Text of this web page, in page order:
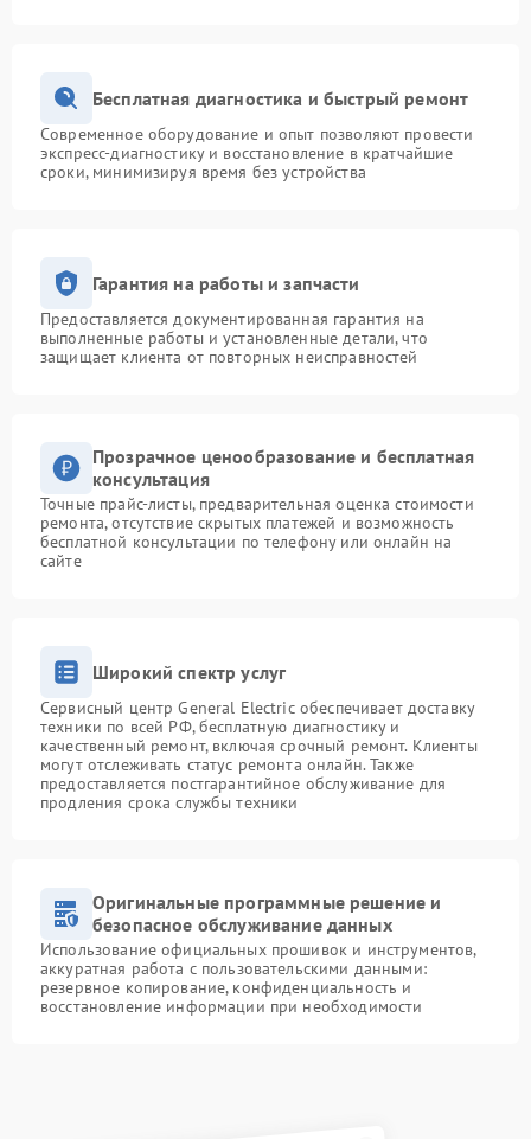
Бесплатная диагностика и быстрый ремонт
Современное оборудование и опыт позволяют провести
экспресс-диагностику и восстановление в кратчайшие
сроки, минимизируя время без устройства
Гарантия на работы и запчасти
Предоставляется документированная гарантия на
выполненные работы и установленные детали, что
защищает клиента от повторных неисправностей
Прозрачное ценообразование и бесплатная
консультация
Точные прайс-листы, предварительная оценка стоимости
ремонта, отсутствие скрытых платежей и возможность
бесплатной консультации по телефону или онлайн на
сайте
Широкий спектр услуг
Сервисный центр General Electric обеспечивает доставку
техники по всей РФ, бесплатную диагностику и
качественный ремонт, включая срочный ремонт. Клиенты
могут отслеживать статус ремонта онлайн. Также
предоставляется постгарантийное обслуживание для
продления срока службы техники
Оригинальные программные решение и
безопасное обслуживание данных
Использование официальных прошивок и инструментов,
аккуратная работа с пользовательскими данными:
резервное копирование, конфиденциальность и
восстановление информации при необходимости